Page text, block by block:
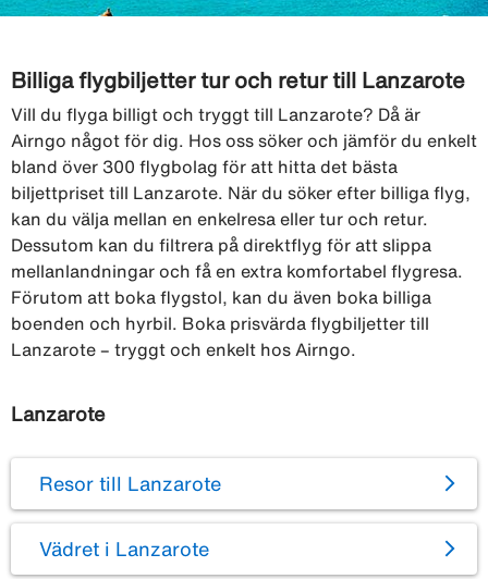
Billiga flygbiljetter tur och retur till Lanzarote
Vill du flyga billigt och tryggt till Lanzarote? Då är
Airngo något för dig. Hos oss söker och jämför du enkelt
bland över 300 flygbolag för att hitta det bästa
biljettpriset till Lanzarote. När du söker efter billiga flyg,
kan du välja mellan en enkelresa eller tur och retur.
Dessutom kan du filtrera på direktflyg för att slippa
mellanlandningar och få en extra komfortabel flygresa.
Förutom att boka flygstol, kan du även boka billiga
boenden och hyrbil. Boka prisvärda flygbiljetter till
Lanzarote – tryggt och enkelt hos Airngo.
Lanzarote
Resor till Lanzarote
Vädret i Lanzarote